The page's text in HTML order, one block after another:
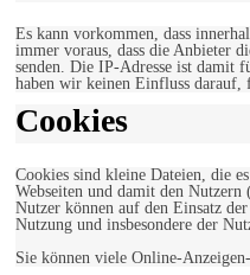
Es kann vorkommen, dass
immer voraus, dass die Anbieter
senden. Die IP-Adresse ist damit
haben wir keinen Einfluss darauf,
Cookies
Cookies sind kleine Dateien, die
Webseiten und damit den Nutzern
Nutzer können auf den Einsatz
Nutzung und insbesondere der
Sie können viele Online-